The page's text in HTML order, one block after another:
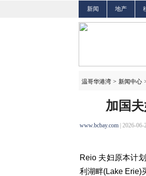
新闻 地产
温哥华港湾 > 新闻中心
加国
www.bcbay.com | 2026-
Reio 夫妇原本计
利湖畔(Lake Erie)